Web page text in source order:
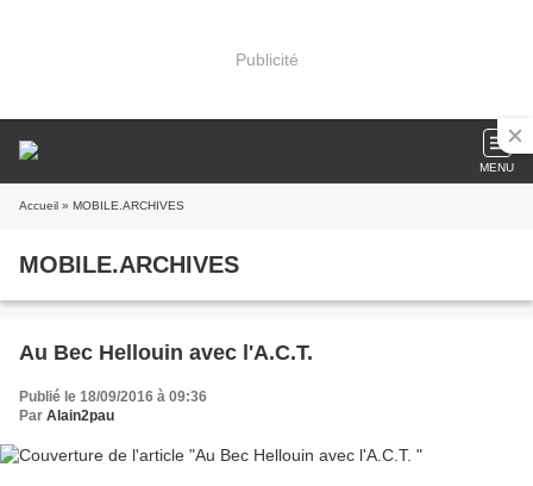
Publicité
MENU
Accueil » MOBILE.ARCHIVES
MOBILE.ARCHIVES
Au Bec Hellouin avec l'A.C.T.
Publié le 18/09/2016 à 09:36
Par Alain2pau